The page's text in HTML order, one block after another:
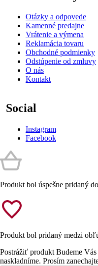
Otázky a odpovede
Kamenné predajne
Vrátenie a výmena
Reklamácia tovaru
Obchodné podmienky
Odstúpenie od zmluvy
O nás
Kontakt
Social
Instagram
Facebook
Produkt bol úspešne pridaný
Produkt bol pridaný medzi
Postrážiť produkt Budeme
naskladníme. Prosím